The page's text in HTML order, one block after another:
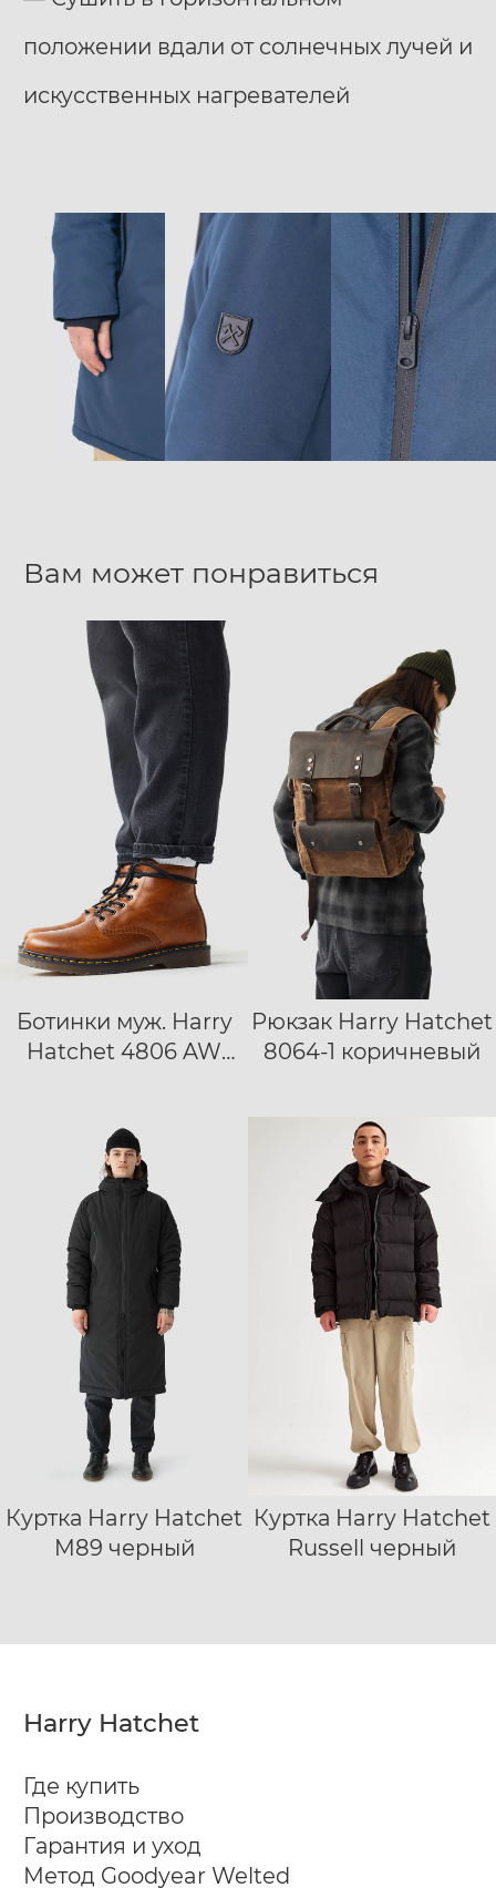
положении вдали от солнечных лучей и
искусственных нагревателей
Вам может понравиться
Ботинки муж. Harry
Hatchet 4806 AW
40 41
42
43
44 45 46
Рюкзак Harry Hatchet
8064-1 коричневый
Куртка Harry Hatchet
M89 черный
XS S M
L
XL
XXL XXXL
Куртка Harry Hatchet
Russell черный
XXXXL
XS
S
M L XL
XXL
Harry Hatchet
Где купить
Производство
Гарантия и уход
Метод Goodyear Welted